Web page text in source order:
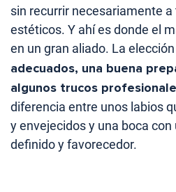
sin recurrir necesariamente
estéticos. Y ahí es donde el
en un gran aliado. La
adecuados, una buena
algunos trucos
diferencia entre unos labios
y envejecidos y una boca
definido y favorecedor.